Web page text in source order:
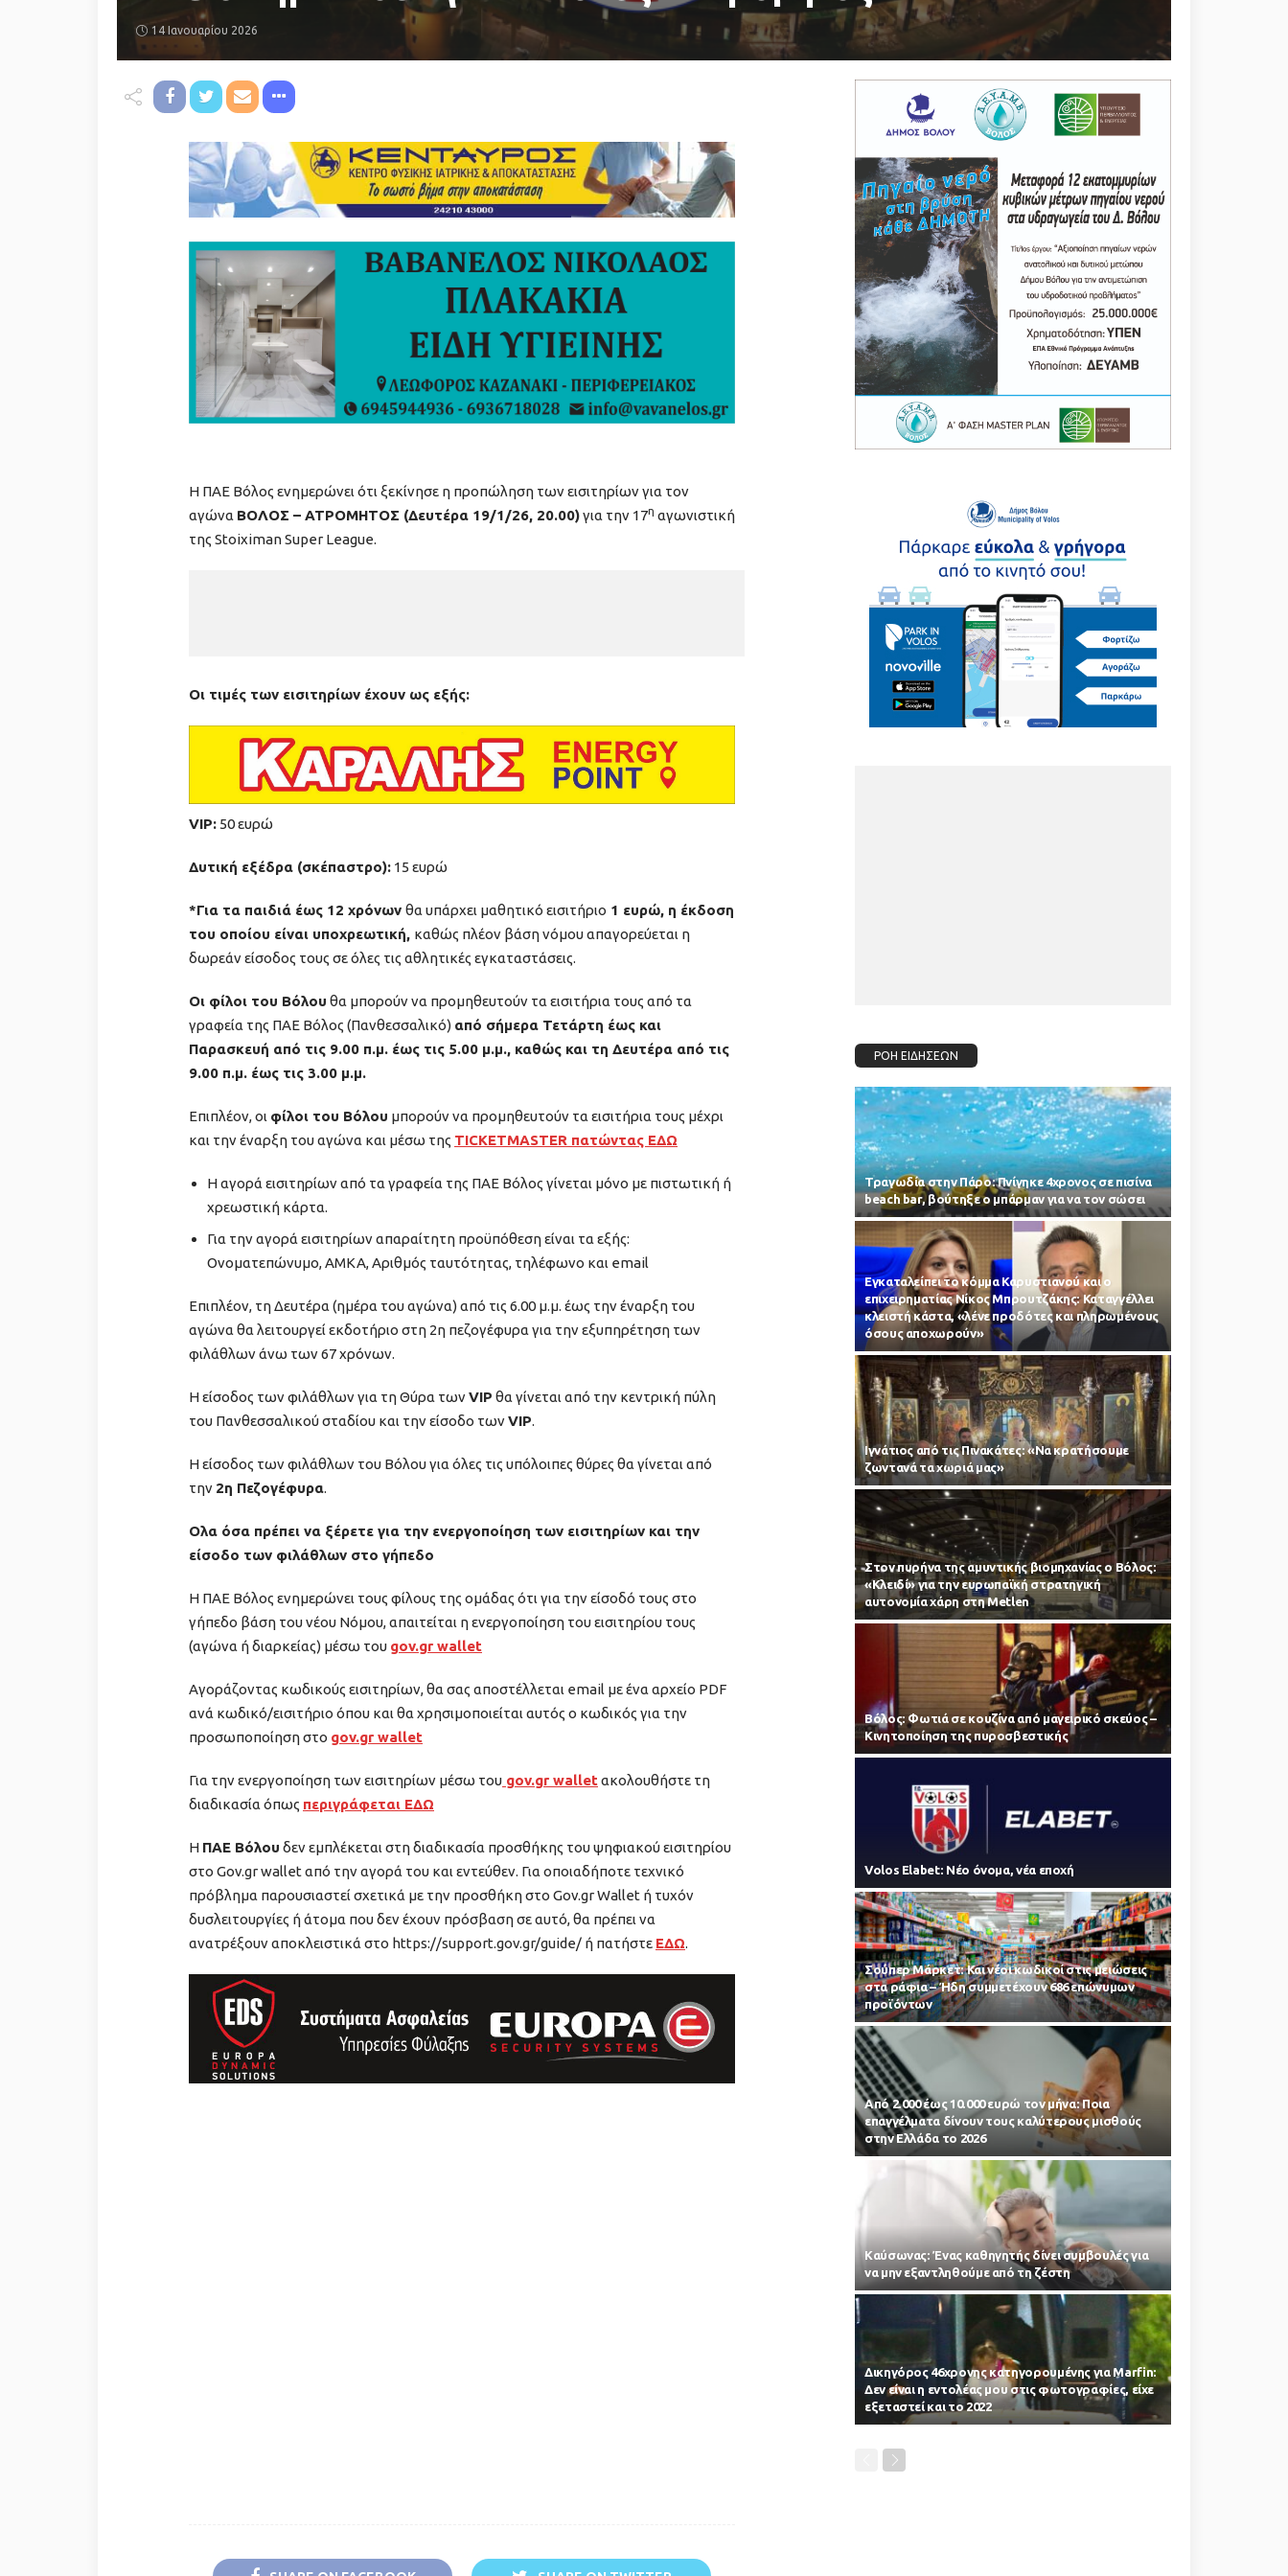
14 Ιανουαρίου 2026
H ΠΑΕ Βόλος ενημερώνει ότι ξεκίνησε η προπώληση των εισιτηρίων για τον
αγώνα ΒΟΛΟΣ – ΑΤΡΟΜΗΤΟΣ (Δευτέρα 19/1/26, 20.00)για την 17η αγωνιστική
της Stoiximan Super League.
Οι τιμές των εισιτηρίων έχουν ως εξής:
VIP: 50 ευρώ
Δυτική εξέδρα (σκέπαστρο): 15 ευρώ
*Για τα παιδιά έως 12 χρόνων θα υπάρχει μαθητικό εισιτήριο 1 ευρώ, η έκδοση
του οποίου είναι υποχρεωτική, καθώς πλέον βάση νόμου απαγορεύεται η
δωρεάν είσοδος τους σε όλες τις αθλητικές εγκαταστάσεις.
Οι φίλοι του Βόλου θα μπορούν να προμηθευτούν τα εισιτήρια τους από τα
γραφεία της ΠΑΕ Βόλος (Πανθεσσαλικό) από σήμερα Τετάρτη έως και
Παρασκευή από τις 9.00 π.μ. έως τις 5.00 μ.μ., καθώς και τη Δευτέρα από τις
9.00 π.μ. έως τις 3.00 μ.μ.
Επιπλέον, οι φίλοι του Βόλου μπορούν να προμηθευτούν τα εισιτήρια τους μέχρι
και την έναρξη του αγώνα και μέσω της TICKETMASTER πατώντας ΕΔΩ
H αγορά εισιτηρίων από τα γραφεία της ΠΑΕ Βόλος γίνεται μόνο με πιστωτική ή
χρεωστική κάρτα.
Για την αγορά εισιτηρίων απαραίτητη προϋπόθεση είναι τα εξής:
Ονοματεπώνυμο, ΑΜΚΑ, Αριθμός ταυτότητας, τηλέφωνο και email
Επιπλέον, τη Δευτέρα (ημέρα του αγώνα) από τις 6.00 μ.μ. έως την έναρξη του
αγώνα θα λειτουργεί εκδοτήριο στη 2η πεζογέφυρα για την εξυπηρέτηση των
φιλάθλων άνω των 67 χρόνων.
Η είσοδος των φιλάθλων για τη Θύρα τωνVIP θα γίνεται από την κεντρική πύλη
του Πανθεσσαλικού σταδίου και την είσοδο τωνVIP.
Η είσοδος των φιλάθλων του Βόλου για όλες τις υπόλοιπες θύρες θα γίνεται από
την 2η Πεζογέφυρα.
Ολα όσα πρέπει να ξέρετε για την ενεργοποίηση των εισιτηρίων και την
είσοδο των φιλάθλων στο γήπεδο
Η ΠΑΕ Βόλος ενημερώνει τους φίλους της ομάδας ότι για την είσοδό τους στο
γήπεδο βάση του νέου Νόμου, απαιτείται η ενεργοποίηση του εισιτηρίου τους
(αγώνα ή διαρκείας) μέσω του gov.gr wallet
Αγοράζοντας κωδικούς εισιτηρίων, θα σας αποστέλλεται email με ένα αρχείο PDF
ανά κωδικό/εισιτήριο όπου και θα χρησιμοποιείται αυτός ο κωδικός για την
προσωποποίηση στο gov.gr wallet
Για την ενεργοποίηση των εισιτηρίων μέσω του gov.gr walletακολουθήστε τη
διαδικασία όπως περιγράφεται ΕΔΩ
Η ΠΑΕ Βόλου δεν εμπλέκεται στη διαδικασία προσθήκης του ψηφιακού εισιτηρίου
στο Gov.gr wallet από την αγορά του και εντεύθεν. Για οποιαδήποτε τεχνικό
πρόβλημα παρουσιαστεί σχετικά με την προσθήκη στο Gov.gr Wallet ή τυχόν
δυσλειτουργίες ή άτομα που δεν έχουν πρόσβαση σε αυτό, θα πρέπει να
ανατρέξουν αποκλειστικά στο https://support.gov.gr/guide/ ή πατήστε ΕΔΩ.
ΡΟΗ ΕΙΔΗΣΕΩΝ
Τραγωδία στην Πάρο: Πνίγηκε 4χρονος σε πισίνα
beach bar, βούτηξε ο μπάρμαν για να τον σώσει
Εγκαταλείπει το κόμμα Καρυστιανού και ο
επιχειρηματίας Νίκος Μπρουτζάκης: Καταγγέλλει
κλειστή κάστα, «λένε προδότες και πληρωμένους
όσους αποχωρούν»
Ιγνάτιος από τις Πινακάτες: «Να κρατήσουμε
ζωντανά τα χωριά μας»
Στον πυρήνα της αμυντικής βιομηχανίας ο Βόλος:
«Κλειδί» για την ευρωπαϊκή στρατηγική
αυτονομία χάρη στη Metlen
Βόλος: Φωτιά σε κουζίνα από μαγειρικό σκεύος –
Κινητοποίηση της πυροσβεστικής
Volos Elabet: Νέο όνομα, νέα εποχή
Σούπερ Μάρκετ: Και νέοι κωδικοί στις μειώσεις
στα ράφια – Ήδη συμμετέχουν 686 επώνυμων
προϊόντων
Από 2.000 έως 10.000 ευρώ τον μήνα: Ποια
επαγγέλματα δίνουν τους καλύτερους μισθούς
στην Ελλάδα το 2026
Kαύσωνας: Ένας καθηγητής δίνει συμβουλές για
να μην εξαντληθούμε από τη ζέστη
Δικηγόρος 46χρονης κατηγορουμένης για Marfin:
Δεν είναι η εντολέας μου στις φωτογραφίες, είχε
εξεταστεί και το 2022